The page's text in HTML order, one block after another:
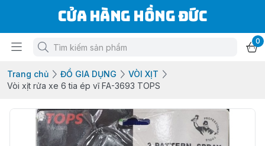
Cửa Hàng Hồng Đức
0
Trang chủ ĐỒ GIA DỤNG
VÒI XỊT
Vòi xịt rửa xe 6 tia ép vĩ FA-3693 TOPS